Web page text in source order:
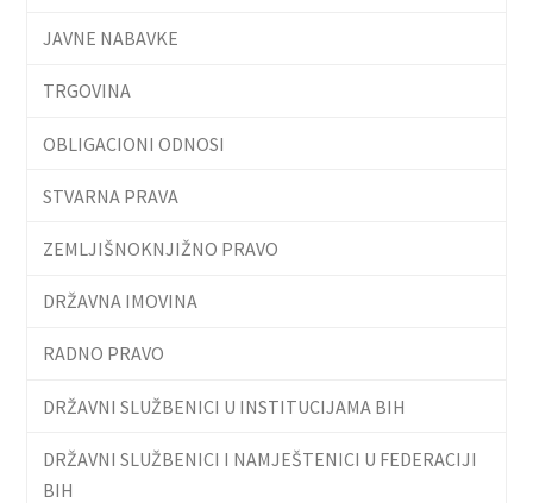
JAVNE NABAVKE
TRGOVINA
OBLIGACIONI ODNOSI
STVARNA PRAVA
ZEMLJIŠNOKNJIŽNO PRAVO
DRŽAVNA IMOVINA
RADNO PRAVO
DRŽAVNI SLUŽBENICI U INSTITUCIJAMA BIH
DRŽAVNI SLUŽBENICI I NAMJEŠTENICI U FEDERACIJI
BIH